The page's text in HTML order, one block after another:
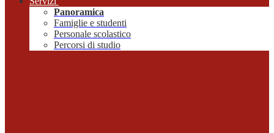
Panoramica
Famiglie e studenti
Personale scolastico
Percorsi di studio